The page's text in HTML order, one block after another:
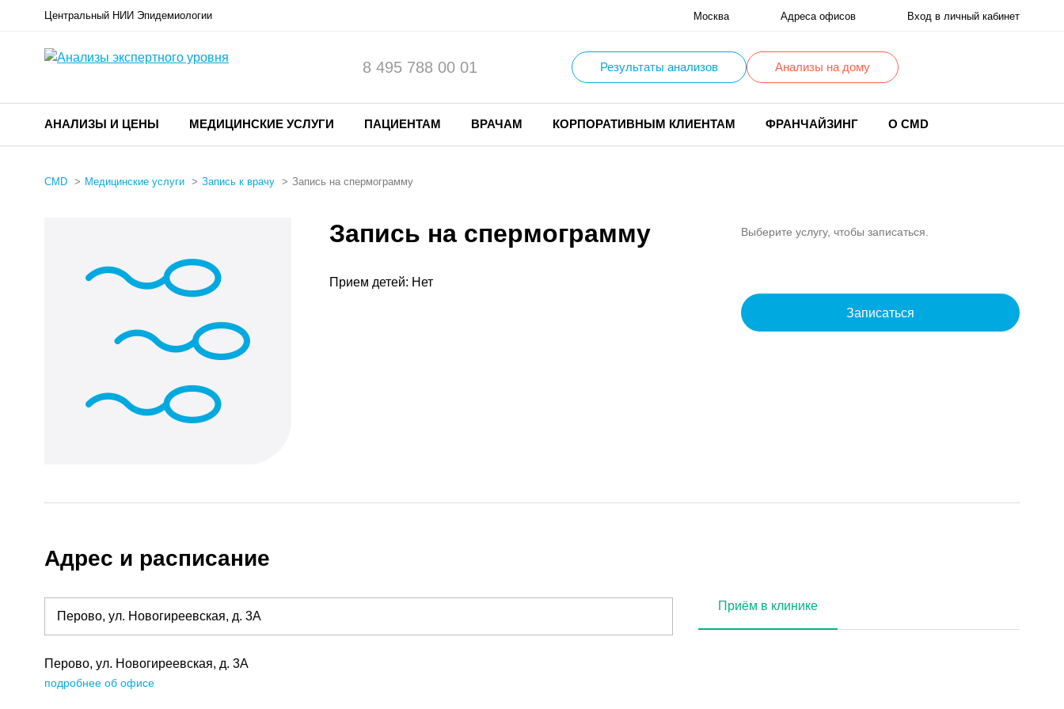
Центральный НИИ Эпидемиологии Москва Адреса офисов Вход в личный кабинет
8 495 788 00 01 Результаты анализов Анализы на дому
АНАЛИЗЫ И ЦЕНЫ МЕДИЦИНСКИЕ УСЛУГИ ПАЦИЕНТАМ ВРАЧАМ КОРПОРАТИВНЫМ КЛИЕНТАМ ФРАНЧАЙЗИНГ О CMD
CMD Медицинские услуги Запись к врачу Запись на спермограмму
Запись на спермограмму
Прием детей: Нет
Выберите услугу, чтобы записаться.
Записаться
Адрес и расписание
Перово, ул. Новогиреевская, д. 3А
подробнее об офисе
Приём в клинике